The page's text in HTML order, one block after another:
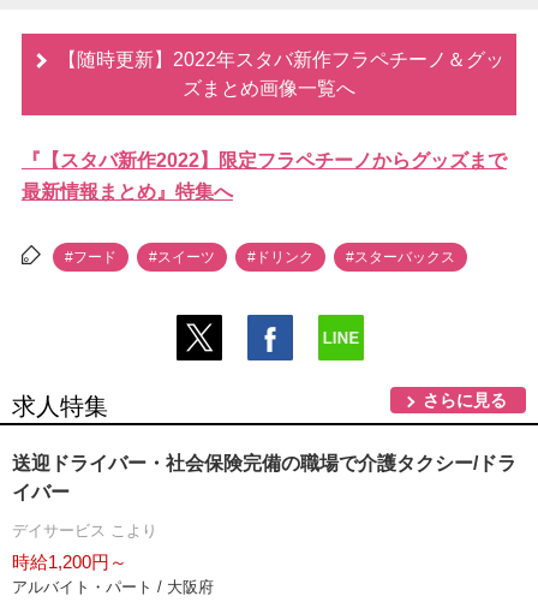
【随時更新】2022年スタバ新作フラペチーノ＆グッ
ズまとめ画像一覧へ
『【スタバ新作2022】限定フラペチーノからグッズまで
最新情報まとめ』特集へ
#フード #スイーツ #ドリンク #スターバックス
求人特集 さらに見る
送迎ドライバー・社会保険完備の職場で介護タクシー/ドラ
イバー
デイサービス こより
時給1,200円～
アルバイト・パート / 大阪府